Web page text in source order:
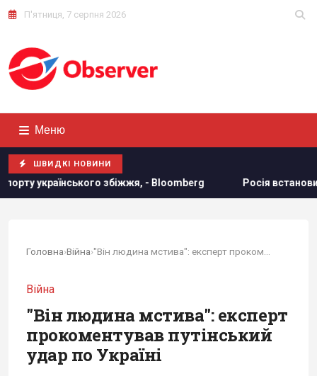
П'ятниця, 7 серпня 2026
Меню
ШВИДКІ НОВИНИ
збіжжя, - Bloomberg Росія встановила антидронові
Головна›Війна›
Війна
"Він людина мстива": експерт
прокоментував путінський
удар по Україні